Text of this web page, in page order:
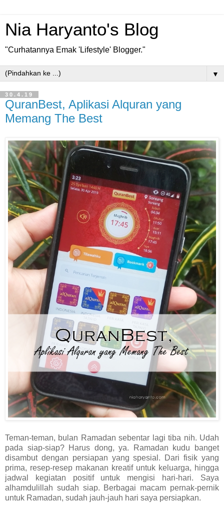
Nia Haryanto's Blog
"Curhatannya Emak 'Lifestyle' Blogger."
▼
30.4.19
QuranBest, Aplikasi Alquran yang
Memang The Best
Teman-teman, bulan Ramadan sebentar lagi tiba nih. Udah
pada siap-siap? Harus dong, ya. Ramadan kudu banget
disambut dengan persiapan yang spesial. Dari fisik yang
prima, resep-resep makanan kreatif untuk keluarga, hingga
jadwal kegiatan positif untuk mengisi hari-hari. Saya
alhamdulillah sudah siap. Berbagai macam pernak-pernik
untuk Ramadan, sudah jauh-jauh hari saya persiapkan.